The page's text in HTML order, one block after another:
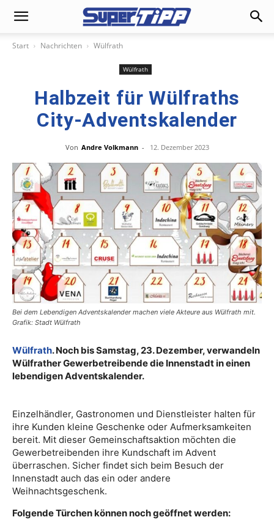
Start Nachrichten Wülfrath
Wülfrath
Halbzeit für Wülfraths
City-Adventskalender
Von Andre Volkmann - 12. Dezember 2023
Bei dem Lebendigen Adventskalender machen viele Akteure aus Wülfrath mit.
Grafik: Stadt Wülfrath
Wülfrath. Noch bis Samstag, 23. Dezember, verwandeln
Wülfrather Gewerbetreibende die Innenstadt in einen
lebendigen Adventskalender.
Einzelhändler, Gastronomen und Dienstleister halten für
ihre Kunden kleine Geschenke oder Aufmerksamkeiten
bereit. Mit dieser Gemeinschaftsaktion möchten die
Gewerbetreibenden ihre Kundschaft im Advent
überraschen. Sicher findet sich beim Besuch der
Innenstadt auch das ein oder andere
Weihnachtsgeschenk.
Folgende Türchen können noch geöffnet werden: